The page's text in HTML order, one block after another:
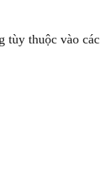
tùy thuộc vào các